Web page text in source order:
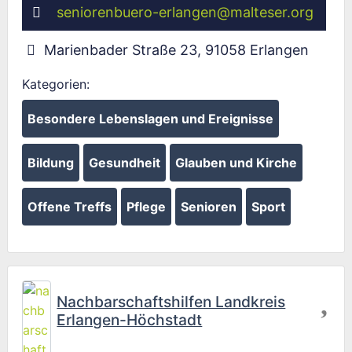
seniorenbuero-erlangen@malteser.org
Marienbader Straße 23, 91058 Erlangen
Kategorien:
Besondere Lebenslagen und Ereignisse
Bildung Gesundheit Glauben und Kirche
Offene Treffs Pflege Senioren Sport
Nachbarschaftshilfen Landkreis
Erlangen-Höchstadt